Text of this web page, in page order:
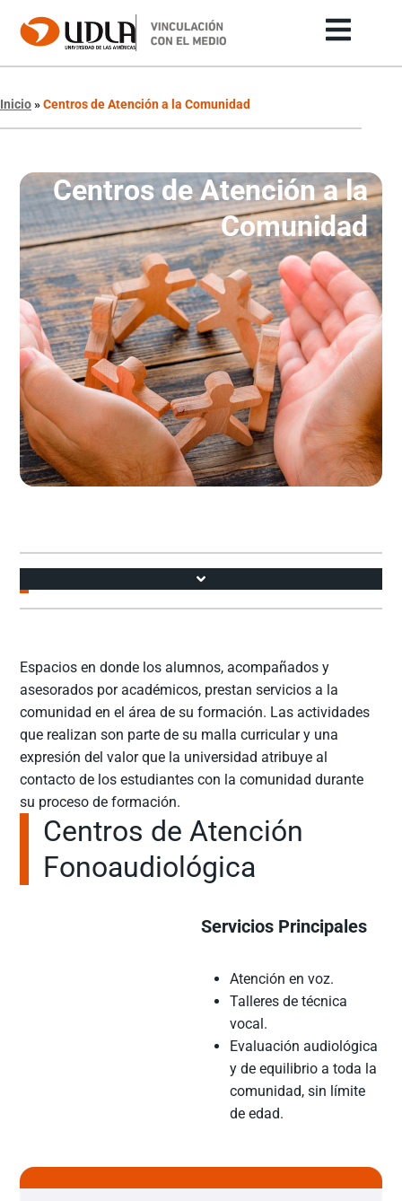
Inicio»Centros de Atención a la Comunidad
Centros de Atención a la
Comunidad
Espacios en donde los alumnos, acompañados y
asesorados por académicos, prestan servicios a la
comunidad en el área de su formación. Las actividades
que realizan son parte de su malla curricular y una
expresión del valor que la universidad atribuye al
contacto de los estudiantes con la comunidad durante
su proceso de formación.
Centros de Atención
Fonoaudiológica
Servicios Principales
Atención en voz.
Talleres de técnica
vocal.
Evaluación audiológica
y de equilibrio a toda la
comunidad, sin límite
de edad.